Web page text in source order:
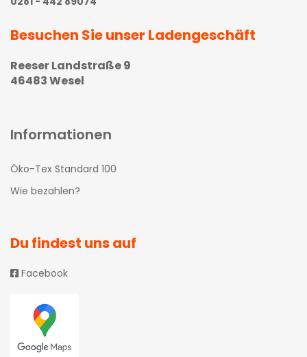
Besuchen Sie unser Ladengeschäft
Reeser Landstraße 9
46483 Wesel
Informationen
Öko-Tex Standard 100
Wie bezahlen?
Du findest uns auf
Facebook